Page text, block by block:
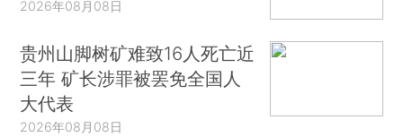
2026年08月08日
贵州山脚树矿难致16人死亡近
三年 矿长涉罪被罢免全国人
大代表
2026年08月08日